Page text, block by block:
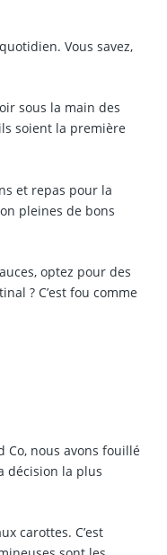
Vous savez,
sous la main des
soient la première
et repas pour la
pleines de bons
optez pour des
? C’est fou comme
Co, nous avons fouillé
décision la plus
carottes. C’est